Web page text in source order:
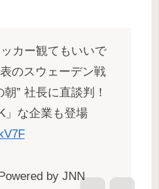
カー観てもいいで
のスウェーデン戦
” 社長に直談判！
」な企業も登場
by JNN